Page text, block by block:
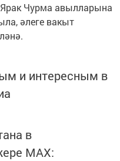
Чурма авылларына
әлеге вакыт
и интересным в
в
MАХ: